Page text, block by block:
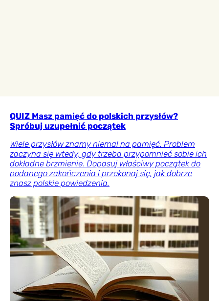
QUIZ Masz pamięć do polskich przysłów?
Spróbuj uzupełnić początek
Wiele przysłów znamy niemal na pamięć. Problem
zaczyna się wtedy, gdy trzeba przypomnieć sobie ich
dokładne brzmienie. Dopasuj właściwy początek do
podanego zakończenia i przekonaj się, jak dobrze
znasz polskie powiedzenia.